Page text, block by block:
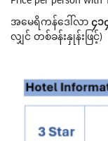
အမေရိကန်ဒေါ်လာ ၄၁
လျှင် တစ်ခန်းနှုန်းဖြင့်)